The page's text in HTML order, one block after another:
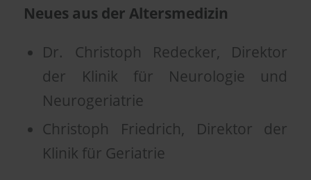
Neues aus der Altersmedizin
Dr. Christoph Redecker, Direktor
der Klinik für Neurologie und
Neurogeriatrie
Christoph Friedrich, Direktor der
Klinik für Geriatrie